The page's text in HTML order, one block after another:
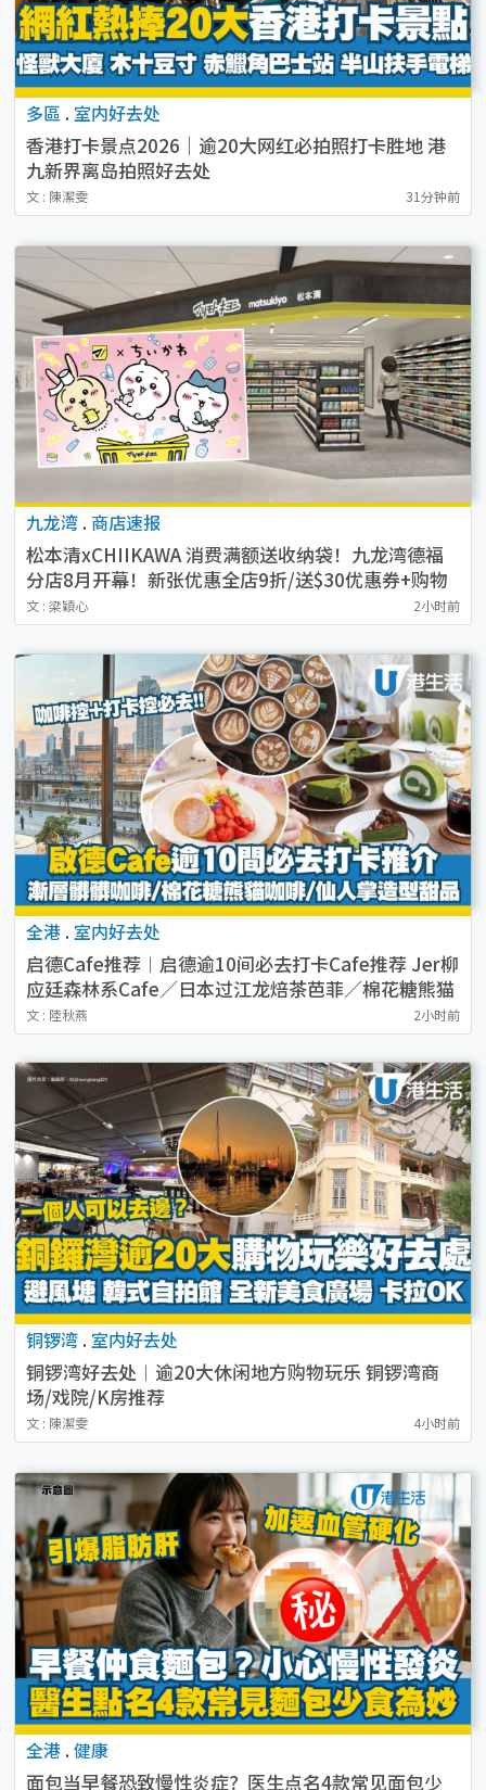
多區 . 室内好去处
香港打卡景点2026｜逾20大网红必拍照打卡胜地 港
九新界离岛拍照好去处
文 : 陳潔雯 31分钟前
九龙湾 . 商店速报
松本清xCHIIKAWA 消费满额送收纳袋！九龙湾德福
分店8月开幕！新张优惠全店9折/送$30优惠券+购物
袋
文 : 梁穎心 2小时前
全港 . 室内好去处
启德Cafe推荐︱启德逾10间必去打卡Cafe推荐 Jer柳
应廷森林系Cafe／日本过江龙焙茶芭菲／棉花糖熊猫
咖啡
文 : 陸秋燕 2小时前
铜锣湾 . 室内好去处
铜锣湾好去处︱逾20大休闲地方购物玩乐 铜锣湾商
场/戏院/K房推荐
文 : 陳潔雯 4小时前
全港 . 健康
面包当早餐恐致慢性炎症？医生点名4款常见面包少